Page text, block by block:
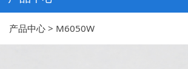
产品中心 > M6050W